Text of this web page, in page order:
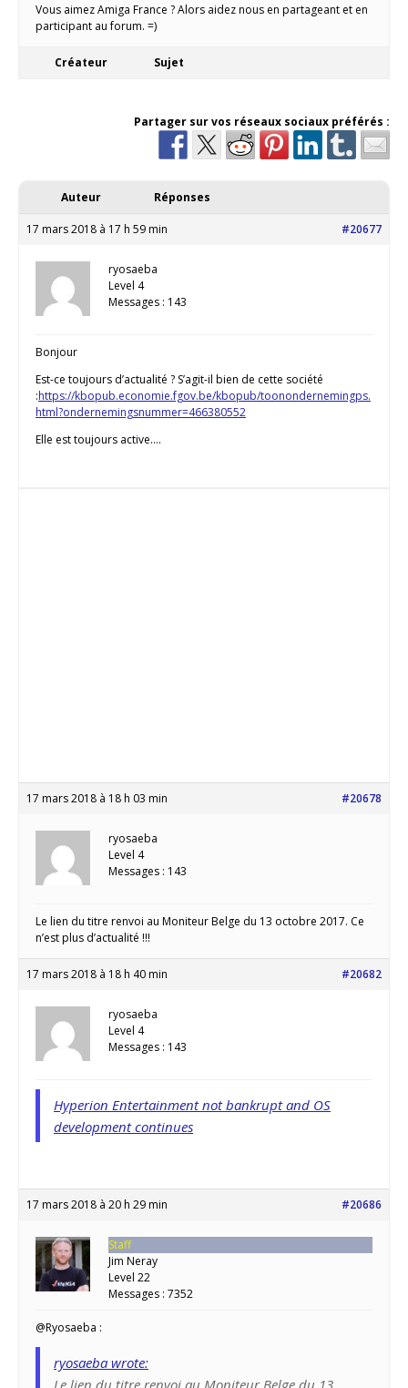
Vous aimez Amiga France ? Alors aidez nous en partageant et en
participant au forum. =)
Créateur Sujet
Partager sur vos réseaux sociaux préférés :
Auteur Réponses
17 mars 2018 à 17 h 59 min #20677
ryosaeba
Level 4
Messages : 143
Bonjour
Est-ce toujours d’actualité ? S’agit-il bien de cette société
:https://kbopub.economie.fgov.be/kbopub/toonondernemingps.
html?ondernemingsnummer=466380552
Elle est toujours active….
17 mars 2018 à 18 h 03 min #20678
ryosaeba
Level 4
Messages : 143
Le lien du titre renvoi au Moniteur Belge du 13 octobre 2017. Ce
n’est plus d’actualité !!!
17 mars 2018 à 18 h 40 min #20682
ryosaeba
Level 4
Messages : 143
Hyperion Entertainment not bankrupt and OS
development continues
17 mars 2018 à 20 h 29 min #20686
Staff
Jim Neray
Level 22
Messages : 7352
@Ryosaeba :
ryosaeba wrote: